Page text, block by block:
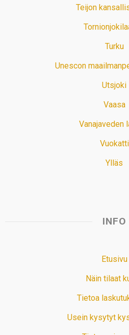
Teijon
Turku
Unescon
Utsjoki
Vaasa
Vanajaveden
Vuokatti
Ylläs
INFO
Etusivu
Näin tilaat
Tietoa
Usein kysytyt